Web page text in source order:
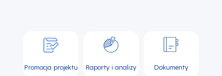
Promocja projektu Raporty i analizy Dokumenty